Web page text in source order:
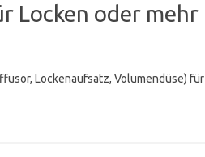
Locken oder mehr
Lockenaufsatz, Volumendüse) für